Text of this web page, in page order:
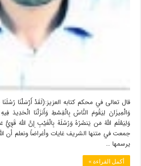
قال تعالى في محكم كتابه العزيز:(لَقَدْ أَرْسَلْنَا رُسُلَنَا
وَالْمِيزَانَ لِيَقُومَ النَّاسُ بِالْقِسْطِ وَأَنزَلْنَا الْحَدِيدَ
وَلِيَعْلَمَ اللَّهُ مَن يَنصُرُهُ وَرُسُلَهُ بِالْغَيْبِ إِنَّ اللَّهَ قَوِيٌّ
جمعت في متنها الشريف غايات وأغراضاً ونعلم أن
يرسمها …
أكمل القراءة »